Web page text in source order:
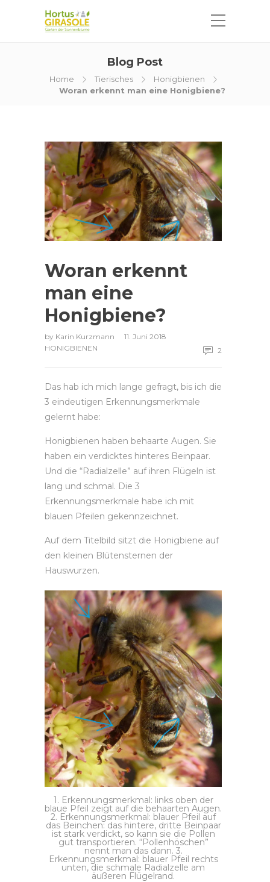
Blog Post
Home Tierisches
Honigbienen
Woran erkennt man eine Honigbiene?
Woran erkennt
man eine
Honigbiene?
by Karin Kurzmann
11. Juni 2018
HONIGBIENEN
2
Das hab ich mich lange gefragt, bis ich die
3 eindeutigen Erkennungsmerkmale
gelernt habe:
Honigbienen haben behaarte Augen. Sie
haben ein verdicktes hinteres Beinpaar.
Und die “Radialzelle” auf ihren Flügeln ist
lang und schmal. Die 3
Erkennungsmerkmale habe ich mit
blauen Pfeilen gekennzeichnet.
Auf dem Titelbild sitzt die Honigbiene auf
den kleinen Blütensternen der
Hauswurzen.
1. Erkennungsmerkmal: links oben der
blaue Pfeil zeigt auf die behaarten Augen.
2. Erkennungsmerkmal: blauer Pfeil auf
das Beinchen: das hintere, dritte Beinpaar
ist stark verdickt, so kann sie die Pollen
gut transportieren. “Pollenhöschen”
nennt man das dann. 3.
Erkennungsmerkmal: blauer Pfeil rechts
unten, die schmale Radialzelle am
äußeren Flügelrand.